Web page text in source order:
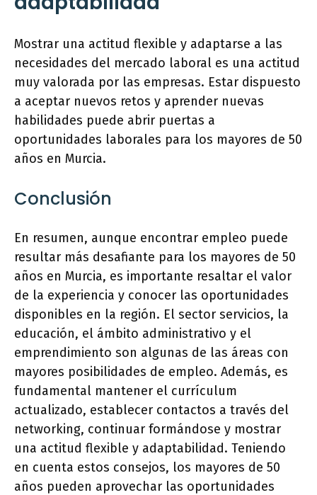
Mostrar una actitud flexible y adaptarse a las
necesidades del mercado laboral es una actitud
muy valorada por las empresas. Estar dispuesto
a aceptar nuevos retos y aprender nuevas
habilidades puede abrir puertas a
oportunidades laborales para los mayores de 50
años en Murcia.
Conclusión
En resumen, aunque encontrar empleo puede
resultar más desafiante para los mayores de 50
años en Murcia, es importante resaltar el valor
de la experiencia y conocer las oportunidades
disponibles en la región. El sector servicios, la
educación, el ámbito administrativo y el
emprendimiento son algunas de las áreas con
mayores posibilidades de empleo. Además, es
fundamental mantener el currículum
actualizado, establecer contactos a través del
networking, continuar formándose y mostrar
una actitud flexible y adaptabilidad. Teniendo
en cuenta estos consejos, los mayores de 50
años pueden aprovechar las oportunidades